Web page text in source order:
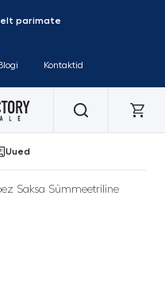
parimate
Kontaktid
Uued
Saksa Sümmeetriline